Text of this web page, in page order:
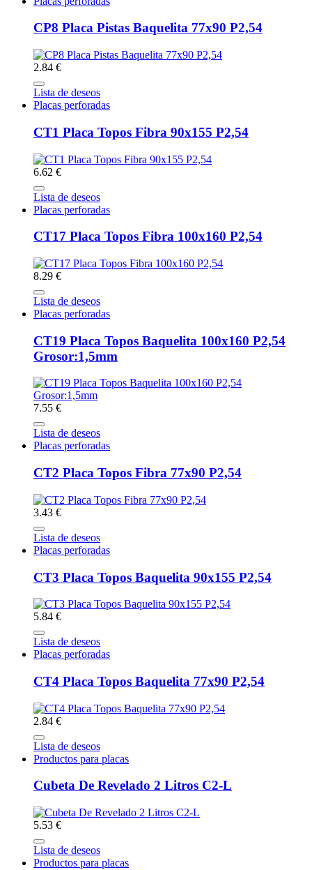
CP8 Placa Pistas Baquelita 77x90 P2,54
2.84 €
Lista de deseos
Placas perforadas
CT1 Placa Topos Fibra 90x155 P2,54
6.62 €
Lista de deseos
Placas perforadas
CT17 Placa Topos Fibra 100x160 P2,54
8.29 €
Lista de deseos
Placas perforadas
CT19 Placa Topos Baquelita 100x160 P2,54
Grosor:1,5mm
7.55 €
Lista de deseos
Placas perforadas
CT2 Placa Topos Fibra 77x90 P2,54
3.43 €
Lista de deseos
Placas perforadas
CT3 Placa Topos Baquelita 90x155 P2,54
5.84 €
Lista de deseos
Placas perforadas
CT4 Placa Topos Baquelita 77x90 P2,54
2.84 €
Lista de deseos
Productos para placas
Cubeta De Revelado 2 Litros C2-L
5.53 €
Lista de deseos
Productos para placas